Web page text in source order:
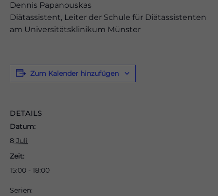
Dennis Papanouskas
Diätassistent, Leiter der Schule für Diätassistenten
am Universitätsklinikum Münster
Zum Kalender hinzufügen
DETAILS
Datum:
8 Juli
Zeit:
15:00 - 18:00
Serien: